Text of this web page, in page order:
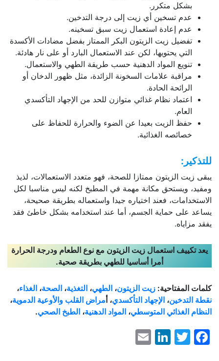
بشكل متكرر.
عدم تسخين أي زيت إلى درجة التدخين.
عدم إعادة استعمال زيت سبق تسخينه.
تفضيل زيت الزيتون البكر الممتاز بفضل مضادات الأكسدة
التي يحتويها، لكن عند الاستعمال البارد أو على نار هادئة.
تنويع المواد الدهنية حسب طريقة الطهي والاستعمال.
مراقبة علامات السخونة الزائدة، مثل ظهور الدخان أو
الرائحة الحادة.
اعتماد نظام غذائي متوازن للحد من الإجهاد التأكسدي
العام.
حفظ الزيت بعيدا عن الضوء والحرارة للحفاظ على
خصائصه الغذائية.
للتذكير:
يبقى زيت الزيتون ممتازا للصحة، فهو متعدد الاستعمالات، لذيذ
ومفيد، ويستحق مكانة مهمة في المطبخ لكنه ليس مناسبا لكل
الاستخدامات، فعند اختياره جيدا واستعماله بطريقة صحيحة،
يساعد على حماية الجسم، أما عند استخدامه بشكل خاطئ فقد
يفقد مزاياه.
يعد تكييف استعمال زيت الزيتون مع نوع الطعام ودرجة الحرارة
أمرا أساسيا للطهي بطريقة صحية.
كلمات المفتاحية: زيت الزيتون، الطهي، التغذية، الصحة، الغذاء،
نقطة التدخين، الإجهاد التأكسدي، أمراض القلب والأوعية الدموية،
النظام الغذائي المتوسطي، المواد الدهنية، الطبخ الصحي.
Facebook
Twitter
LinkedIn